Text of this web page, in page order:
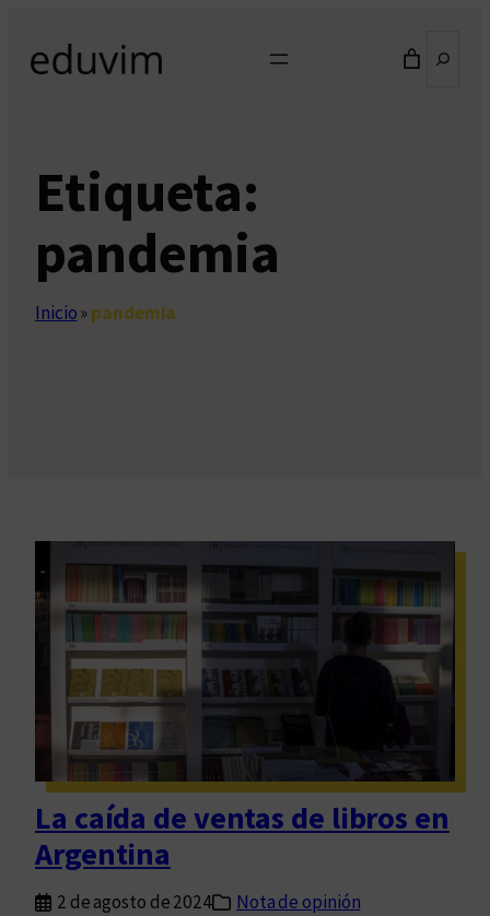
contenido
Etiqueta:
pandemia
Inicio»pandemia
La caída de ventas de libros en
Argentina
2 de agosto de 2024
Nota de opinión